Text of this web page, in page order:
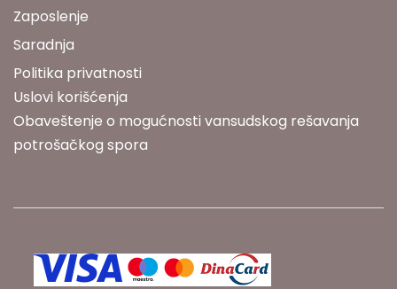
Zaposlenje
Saradnja
Politika privatnosti
Uslovi korišćenja
Obaveštenje o mogućnosti vansudskog rešavanja
potrošačkog spora